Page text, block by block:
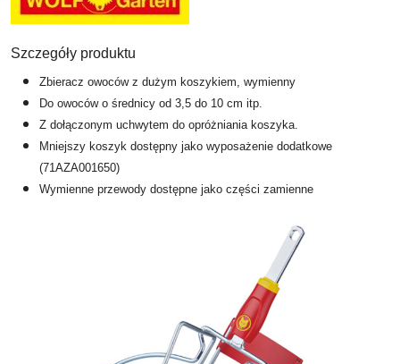
Szczegóły produktu
Zbieracz owoców z dużym koszykiem, wymienny
Do owoców o średnicy od 3,5 do 10 cm itp.
Z dołączonym uchwytem do opróżniania koszyka.
Mniejszy koszyk dostępny jako wyposażenie dodatkowe
(71AZA001650)
Wymienne przewody dostępne jako części zamienne